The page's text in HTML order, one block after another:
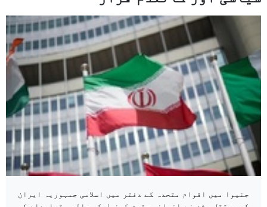
جنیوا میں اقوام متحدہ کے دفتر میں اسلامی جمہوریہ ایران